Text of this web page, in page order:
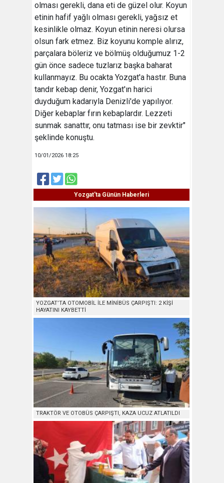
olması gerekli, dana eti de güzel olur. Koyun
etinin hafif yağlı olması gerekli, yağsız et
kesinlikle olmaz. Koyun etinin neresi olursa
olsun fark etmez. Biz koyunu komple alırız,
parçalara böleriz ve bölmüş olduğumuz 1-2
gün önce sadece tuzlarız başka baharat
kullanmayız. Bu ocakta Yozgat'a hastır. Buna
tandır kebap denir, Yozgat'ın harici
duyduğum kadarıyla Denizli'de yapılıyor.
Diğer kebaplar fırın kebaplardır. Lezzeti
sunmak sanattır, onu tatması ise bir zevktir"
şeklinde konuştu.
10/01/2026 18:25
Yozgat'ta Günün Haberleri
YOZGAT’TA OTOMOBİL İLE MİNİBÜS ÇARPIŞTI: 2 KİŞİ
HAYATINI KAYBETTİ
TRAKTÖR VE OTOBÜS ÇARPIŞTI, KAZA UCUZ ATLATILDI